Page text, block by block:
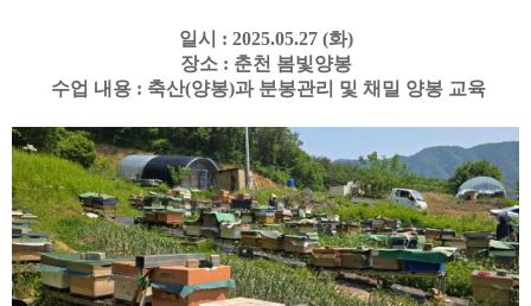
일시 : 2025.05.27 (화)
장소 : 춘천 봄빛양봉
수업 내용 : 축산(양봉)과 분봉관리 및 채밀 양봉 교육